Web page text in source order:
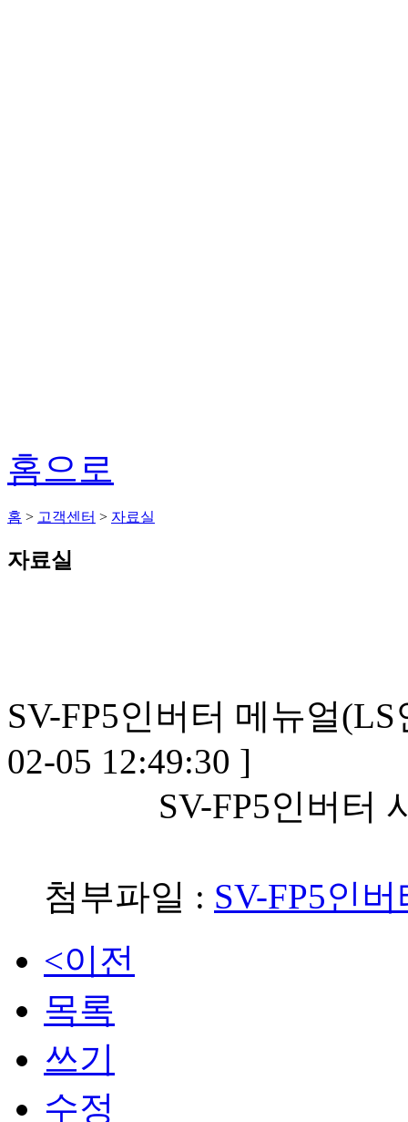
홈으로
홈 > 고객센터 > 자료실
자료실
SV-FP5인버터 메뉴얼
02-05 12:49:30 ]
SV-FP5인버터
첨부파일 : SV-FP5인
<이전
목록
쓰기
수정